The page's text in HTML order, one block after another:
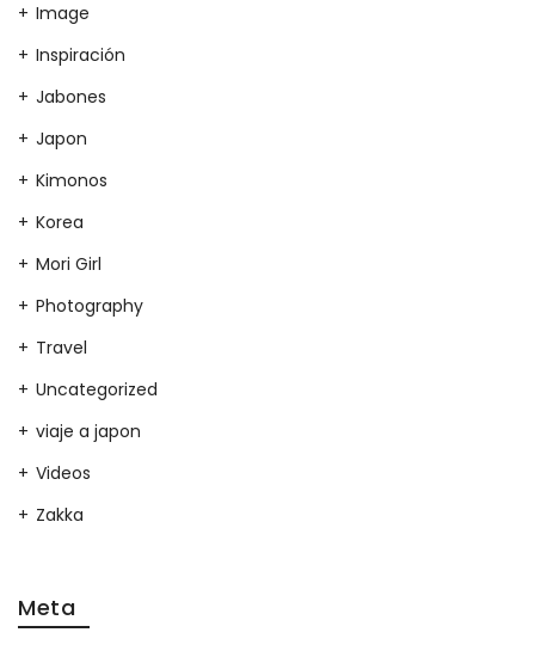
Image
Inspiración
Jabones
Japon
Kimonos
Korea
Mori Girl
Photography
Travel
Uncategorized
viaje a japon
Videos
Zakka
Meta